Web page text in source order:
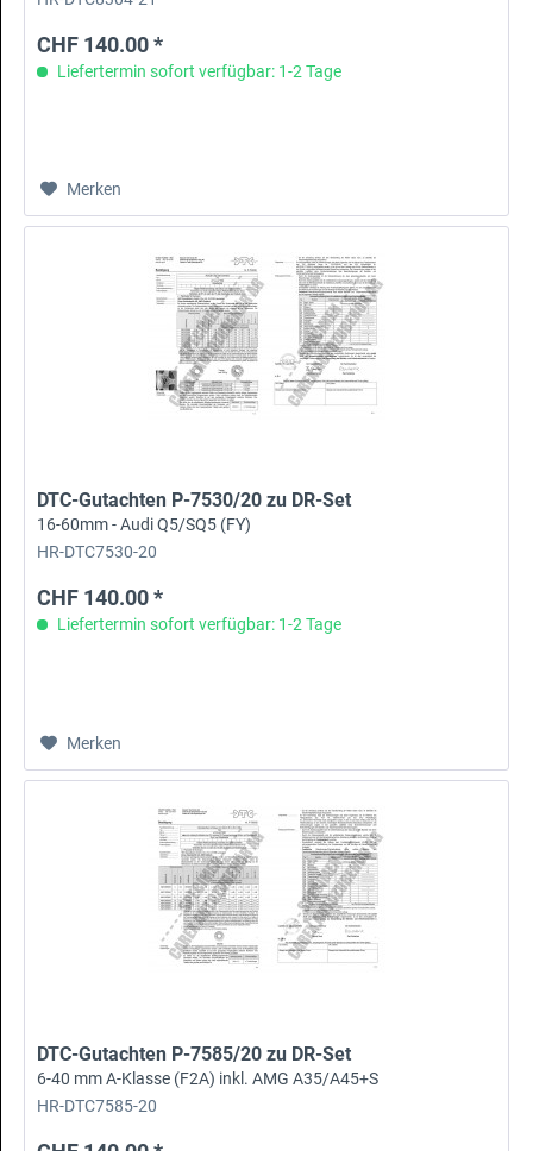
CHF 140.00 *
Liefertermin sofort verfügbar: 1-2 Tage
Merken
DTC-Gutachten P-7530/20 zu DR-Set
16-60mm - Audi Q5/SQ5 (FY)
HR-DTC7530-20
CHF 140.00 *
Liefertermin sofort verfügbar: 1-2 Tage
Merken
DTC-Gutachten P-7585/20 zu DR-Set
6-40 mm A-Klasse (F2A) inkl. AMG A35/A45+S
HR-DTC7585-20